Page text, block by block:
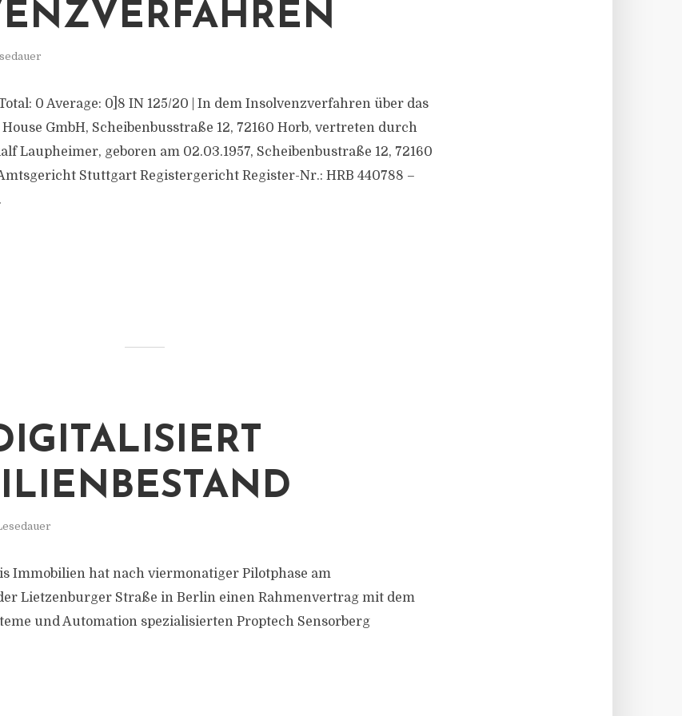
0 Average: 0]8 IN 125/20 | In dem Insolvenzverfahren über das
GmbH, Scheibenbusstraße 12, 72160 Horb, vertreten durch
Laupheimer, geboren am 02.03.1957, Scheibenbustraße 12, 72160
Stuttgart Registergericht Register-Nr.: HRB 440788 –
Immobilien hat nach viermonatiger Pilotphase am
Lietzenburger Straße in Berlin einen Rahmenvertrag mit dem
und Automation spezialisierten Proptech Sensorberg